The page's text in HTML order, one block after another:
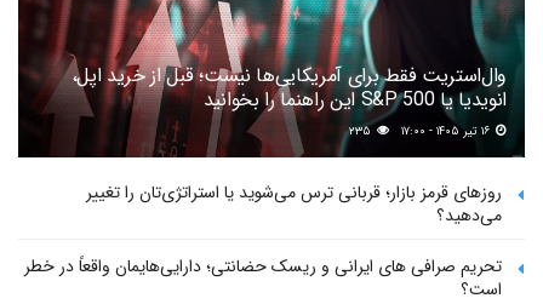
وال‌استریت فقط برای آمریکایی‌ها نیست؛ قبل از خرید اپل،
انویدیا یا S&P 500 این راهنما را بخوانید
۲۳۵
روزهای قرمز بازار؛ قربانی ترس می‌شوید یا استراتژی‌تان را تغییر
می‌دهید؟
تحریم صرافی های ایرانی و ریسک حضانتی؛ دارایی‌هایمان واقعاً در خطر
است؟